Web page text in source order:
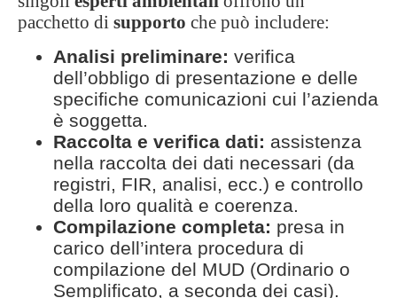
pacchetto di supporto che può includere:
Analisi preliminare: verifica
dell’obbligo di presentazione e delle
specifiche comunicazioni cui l’azienda
è soggetta.
Raccolta e verifica dati: assistenza
nella raccolta dei dati necessari (da
registri, FIR, analisi, ecc.) e controllo
della loro qualità e coerenza.
Compilazione completa: presa in
carico dell’intera procedura di
compilazione del MUD (Ordinario o
Semplificato, a seconda dei casi).